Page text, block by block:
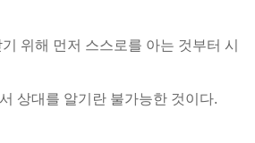
위해 먼저 스스로를 아는 것부터 시
상대를 알기란 불가능한 것이다.